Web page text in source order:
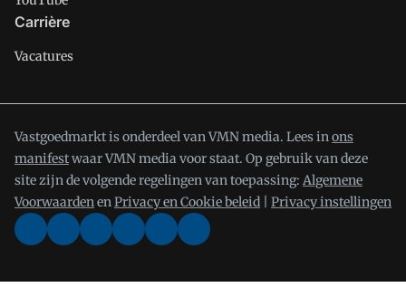
Carrière
Vacatures
Vastgoedmarkt is onderdeel van VMN media. Lees inons
manifestwaar VMN media voor staat. Op gebruik van deze
site zijn de volgende regelingen van toepassing: Algemene
VoorwaardenenPrivacy en Cookie beleid Privacy instellingen